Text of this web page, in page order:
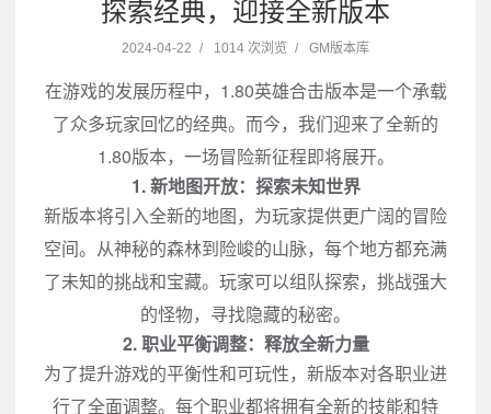
探索经典，迎接全新版本
2024-04-22 / 1014 次浏览 / GM版本库
在游戏的发展历程中，1.80英雄合击版本是一个承载
了众多玩家回忆的经典。而今，我们迎来了全新的
1.80版本，一场冒险新征程即将展开。
1. 新地图开放：探索未知世界
新版本将引入全新的地图，为玩家提供更广阔的冒险
空间。从神秘的森林到险峻的山脉，每个地方都充满
了未知的挑战和宝藏。玩家可以组队探索，挑战强大
的怪物，寻找隐藏的秘密。
2. 职业平衡调整：释放全新力量
为了提升游戏的平衡性和可玩性，新版本对各职业进
行了全面调整。每个职业都将拥有全新的技能和特